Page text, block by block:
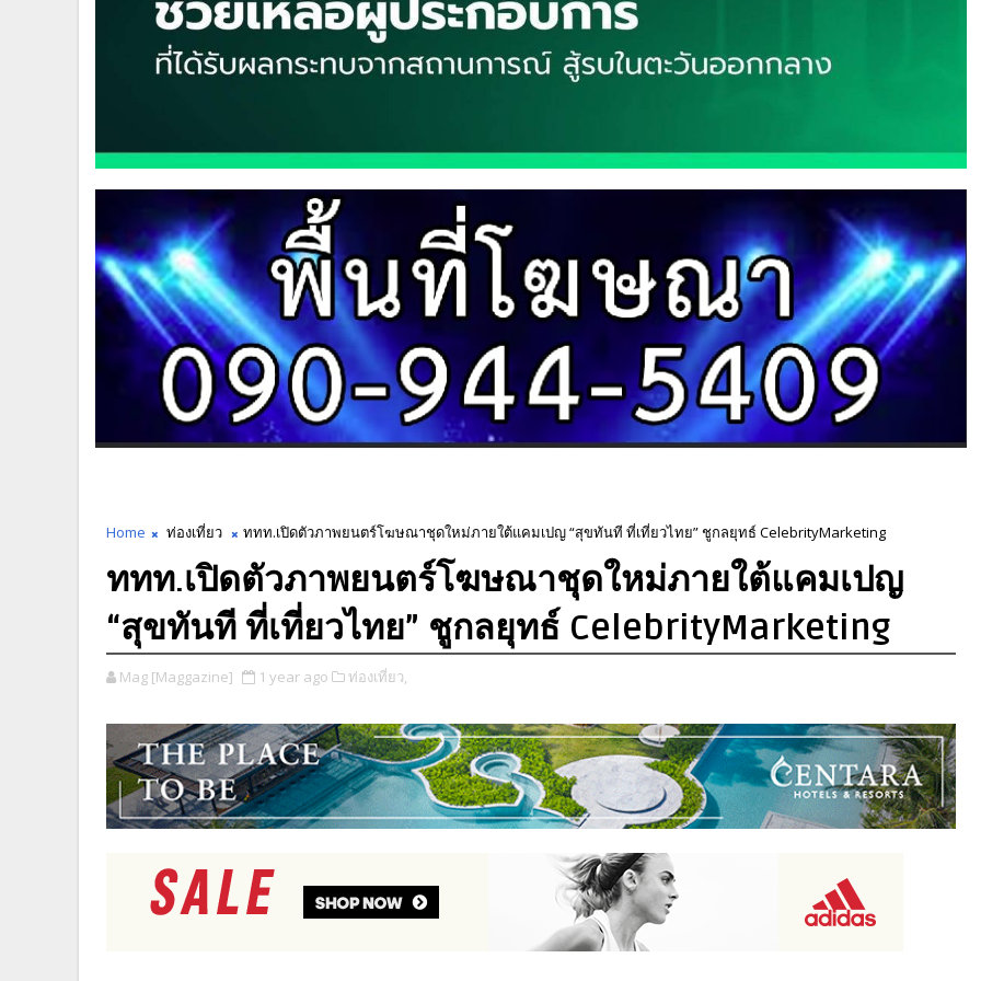
Home ท่องเที่ยว ททท.เปิดตัวภาพยนตร์โฆษณาชุดใหม่ภายใต้แคมเปญ “สุขทันที ที่เที่ยวไทย” ชูกลยุทธ์ CelebrityMarketing
ททท.เปิดตัวภาพยนตร์โฆษณาชุดใหม่ภายใต้แคมเปญ
“สุขทันที ที่เที่ยวไทย” ชูกลยุทธ์ CelebrityMarketing
Mag [Maggazine] 1 year ago ท่องเที่ยว,